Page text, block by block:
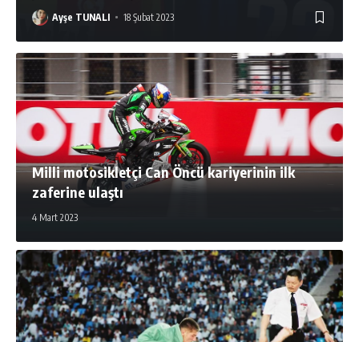
Ayşe TUNALI 18 Şubat 2023
Milli motosikletçi Can Öncü kariyerinin ilk
zaferine ulaştı
4 Mart 2023